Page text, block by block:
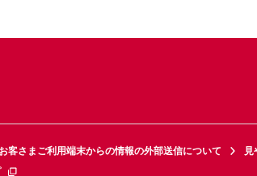
お客さまご利用端末からの情報の外部送信について
見